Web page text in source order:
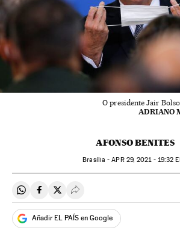
O presidente Jair
ADRIANO
AFONSO BENITES
Brasília -APR29, 2021 - 19:32
Compartir en Whatsapp
Compartir en Facebook
Compartir en Twitter
Desplegar Redes Sociales
Añadir EL PAÍS en Google